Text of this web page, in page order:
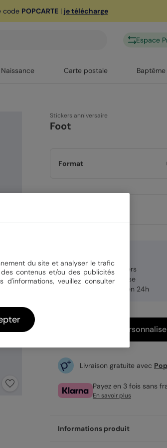
code POPCARTE| je télécharge
Espace
Naissance Carte postale Baptême
Stickers anniversaire
Foot
Format
Planche de 8 stickers
Fabrication française
Expédition rapide en 24h
Livraison gratuite avec
Payez en 3 fois sans
En savoir plus
Informations produit
du site et analyser le trafic
contenus et/ou des publicités
d'informations, veuillez consulter